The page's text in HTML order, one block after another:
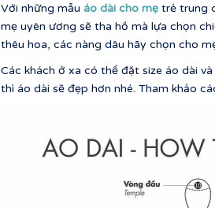
Với những mẫu áo dài cho mẹ trẻ trung
mẹ uyên ương sẽ tha hồ mà lựa chọn
thêu hoa, các nàng dâu hãy chọn cho
Các khách ở xa có thể đặt size áo dài
thì áo dài sẽ đẹp hơn nhé. Tham khảo